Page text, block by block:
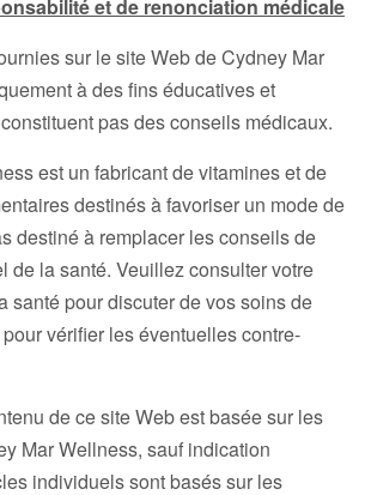
et de renonciation médicale
sur le site Web de Cydney Mar
à des fins éducatives et
pas des conseils médicaux.
est un fabricant de vitamines et de
destinés à favoriser un mode de
destiné à remplacer les conseils de
de la santé. Veuillez consulter votre
santé pour discuter de vos soins de
vérifier les éventuelles contre-
de ce site Web est basée sur les
Mar Wellness, sauf indication
individuels sont basés sur les